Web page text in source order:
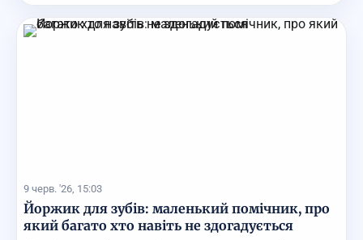
9 черв. '26, 15:03
Йоржик для зубів: маленький помічник, про
який багато хто навіть не здогадується